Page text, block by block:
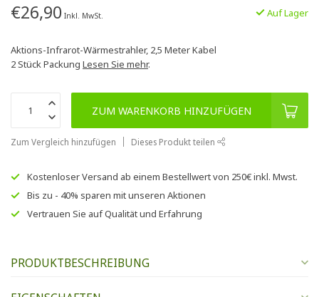
€26,90 Inkl. MwSt. Auf Lager
Aktions-Infrarot-Wärmestrahler, 2,5 Meter Kabel
2 Stück Packung Lesen Sie mehr.
ZUM WARENKORB HINZUFÜGEN
Zum Vergleich hinzufügen Dieses Produkt teilen
Kostenloser Versand ab einem Bestellwert von 250€inkl. Mwst.
Bis zu - 40% sparen mit unseren Aktionen
Vertrauen Sie aufQualität und Erfahrung
PRODUKTBESCHREIBUNG